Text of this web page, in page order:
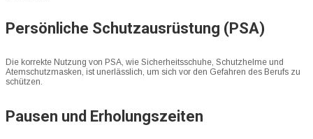
Persönliche Schutzausrüstung (PSA)
Die korrekte Nutzung von PSA, wie Sicherheitsschuhe, Schutzhelme und
Atemschutzmasken, ist unerlässlich, um sich vor den Gefahren des Berufs zu
schützen.
Pausen und Erholungszeiten